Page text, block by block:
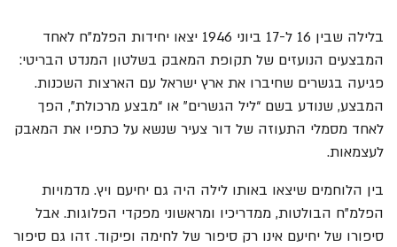
בלילה שבין 16 ל-17 ביוני 1946 יצאו יחידות הפלמ"ח לאחד
המבצעים הנועזים של תקופת המאבק בשלטון המנדט הבריטי:
פגיעה בגשרים שחיברו את ארץ ישראל עם הארצות השכנות.
המבצע, שנודע בשם “ליל הגשרים” או “מבצע מרכולת”, הפך
לאחד מסמלי התעוזה של דור צעיר שנשא על כתפיו את המאבק
לעצמאות.
בין הלוחמים שיצאו באותו לילה היה גם יחיעם ויץ. מדמויות
הפלמ"ח הבולטות, ממדריכיו ומראשוני מפקדי הפלוגות. אבל
סיפורו של יחיעם אינו רק סיפור של לחימה ופיקוד. זהו גם סיפור